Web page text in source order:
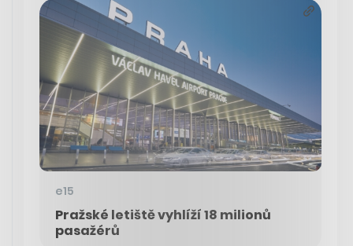
e15
Pražské letiště vyhlíží 18 milionů
pasažérů